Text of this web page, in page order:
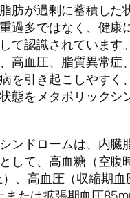
肪が過剰に蓄積した
過多ではなく、健康
て認識されています
高血圧、脂質異常症
を引き起こしやすく
態をメタボリックシ
ンドロームは、内臓
して、高血糖（空腹
、高血圧（収縮期血